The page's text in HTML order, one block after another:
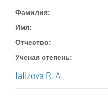
Фамилия:
Имя:
Отчество:
Ученая степень:
Iafizova R. A.